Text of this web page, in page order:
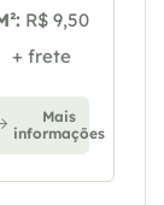
R$ 9,50
+ frete
Mais
informações